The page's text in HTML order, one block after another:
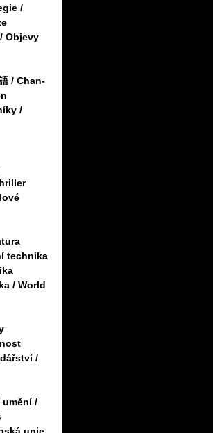
/
Objevy
/ Chan-
/
technika
/ World
/
/